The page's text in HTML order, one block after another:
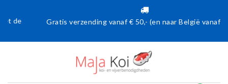
Gratis verzending vanaf € 50,- (en naar België vanaf €75,00)